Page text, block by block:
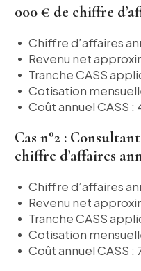
000 € de chiffre
Chiffre d’affaires
Revenu net
Tranche CASS
Cotisation
Coût annuel CASS
Cas n°2 :
chiffre d’affaires
Chiffre d’affaires
Revenu net
Tranche CASS
Cotisation
Coût annuel CASS